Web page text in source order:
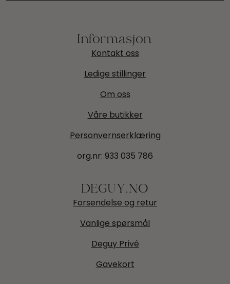
Kontakt oss
Ledige stillinger
Om oss
Våre butikker
Personvernserklæring
org.nr: 933 035 786
Forsendelse og retur
Vanlige spørsmål
Deguy Privé
Gavekort